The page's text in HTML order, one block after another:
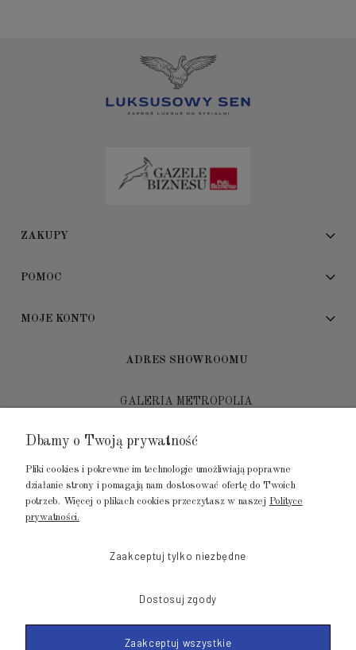
ZAKUPY
POMOC
MOJE KONTO
ADRES SHOWROOMU
GALERIA METROPOLIA
80-452 Gdańsk
tel.: 502 104 104
mail: biuro@luksusowysen.pl
Dbamy o Twoją prywatność
Pliki cookies i pokrewne im technologie umożliwiają poprawne
działanie strony i pomagają nam dostosować ofertę do Twoich
potrzeb. Więcej o plikach cookies przeczytasz w naszej Polityce
prywatności.
Zaakceptuj tylko niezbędne
Dostosuj zgody
Zaakceptuj wszystkie